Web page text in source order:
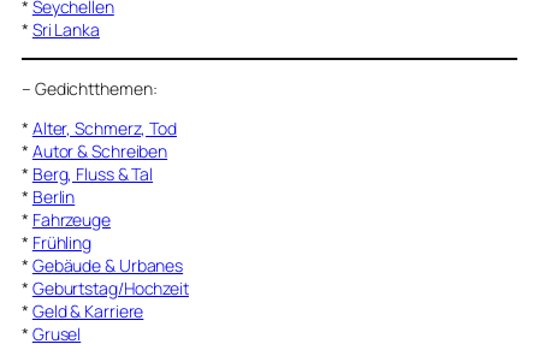
* Seychellen
* Sri Lanka
– Gedichtthemen:
* Alter, Schmerz, Tod
* Autor & Schreiben
* Berg, Fluss & Tal
* Berlin
* Fahrzeuge
* Frühling
* Gebäude & Urbanes
* Geburtstag/Hochzeit
* Geld & Karriere
* Grusel